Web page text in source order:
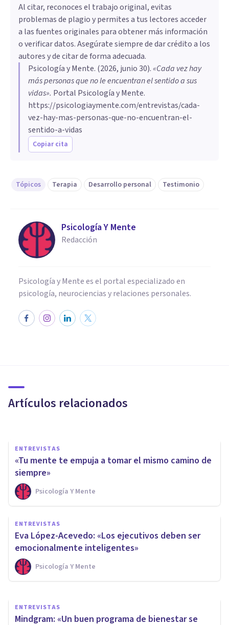
Al citar, reconoces el trabajo original, evitas
problemas de plagio y permites a tus lectores acceder
a las fuentes originales para obtener más información
o verificar datos. Asegúrate siempre de dar crédito a los
autores y de citar de forma adecuada.
Psicología y Mente. (2026, junio 30).«Cada vez hay
más personas que no le encuentran el sentido a sus
vidas». Portal Psicología y Mente.
https://psicologiaymente.com/entrevistas/cada-
vez-hay-mas-personas-que-no-encuentran-el-
sentido-a-vidas
Copiar cita
Tópicos Terapia Desarrollo personal Testimonio
Psicología Y Mente
Redacción
Psicología y Mente es el portal especializado en
psicología, neurociencias y relaciones personales.
Artículos relacionados
dinámico"
ENTREVISTAS
«Tu mente te empuja a tomar el mismo camino de
siempre»
Psicología Y Mente
ENTREVISTAS
Eva López-Acevedo: «Los ejecutivos deben ser
emocionalmente inteligentes»
Psicología Y Mente
Ángel Mena: «La ansiedad es
un aviso de nuestro cuerpo»
Psicología Y Mente
ENTREVISTAS
Mindgram: «Un buen programa de bienestar se